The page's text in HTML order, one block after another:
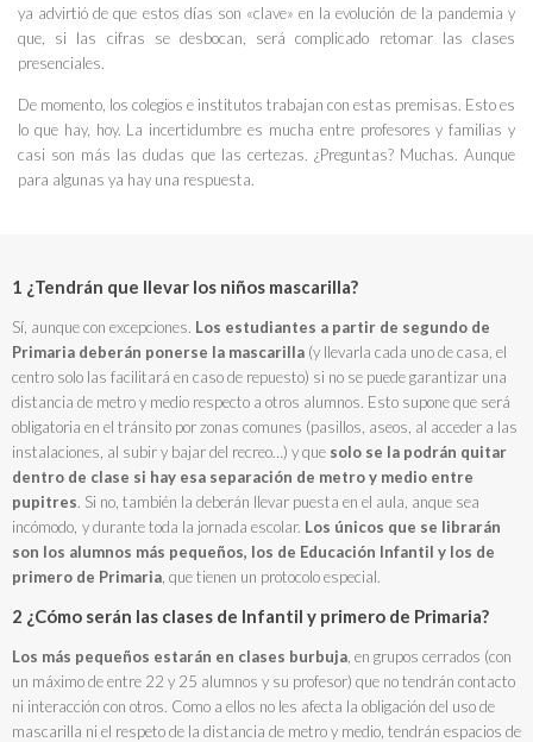
ya advirtió de que estos días son «clave» en la evolución de la pandemia y
que, si las cifras se desbocan, será complicado retomar las clases
presenciales.
De momento, los colegios e institutos trabajan con estas premisas. Esto es
lo que hay, hoy. La incertidumbre es mucha entre profesores y familias y
casi son más las dudas que las certezas. ¿Preguntas? Muchas. Aunque
para algunas ya hay una respuesta.
1 ¿Tendrán que llevar los niños mascarilla?
Sí, aunque con excepciones. Los estudiantes a partir de segundo de
Primaria deberán ponerse la mascarilla (y llevarla cada uno de casa, el
centro solo las facilitará en caso de repuesto) si no se puede garantizar una
distancia de metro y medio respecto a otros alumnos. Esto supone que será
obligatoria en el tránsito por zonas comunes (pasillos, aseos, al acceder a las
instalaciones, al subir y bajar del recreo…) y que solo se la podrán quitar
dentro de clase si hay esa separación de metro y medio entre
pupitres. Si no, también la deberán llevar puesta en el aula, anque sea
incómodo, y durante toda la jornada escolar. Los únicos que se librarán
son los alumnos más pequeños, los de Educación Infantil y los de
primero de Primaria , que tienen un protocolo especial.
2 ¿Cómo serán las clases de Infantil y primero de Primaria?
Los más pequeños estarán en clases burbuja , en grupos cerrados (con
un máximo de entre 22 y 25 alumnos y su profesor) que no tendrán contacto
ni interacción con otros. Como a ellos no les afecta la obligación del uso de
mascarilla ni el respeto de la distancia de metro y medio, tendrán espacios de